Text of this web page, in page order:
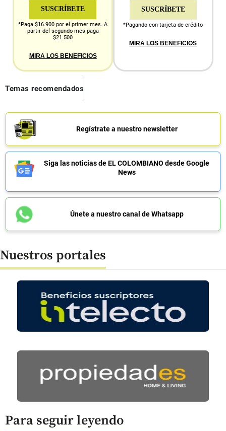
SUSCRÍBETE
*Paga $16.900 por el primer mes. A
partir del segundo mes paga
$21.500
MIRA LOS BENEFICIOS
SUSCRÍBETE
*Pagando con tarjeta de crédito
MIRA LOS BENEFICIOS
Temas recomendados
Regístrate a nuestro newsletter
Siga las noticias de EL COLOMBIANO desde Google
News
Únete a nuestro canal de Whatsapp
Nuestros portales
Para seguir leyendo